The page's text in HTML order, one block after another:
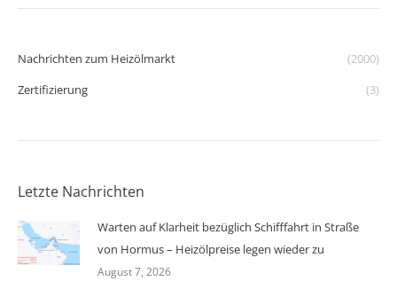
Nachrichten zum Heizölmarkt
(2000)
Zertifizierung
(3)
Letzte Nachrichten
Warten auf Klarheit bezüglich Schifffahrt in Straße
von Hormus – Heizölpreise legen wieder zu
August 7, 2026